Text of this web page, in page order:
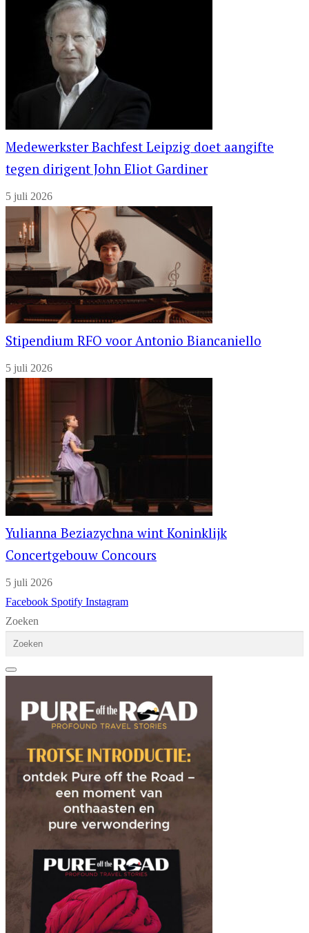
Medewerkster Bachfest Leipzig doet aangifte
tegen dirigent John Eliot Gardiner
5 juli 2026
Stipendium RFO voor Antonio Biancaniello
5 juli 2026
Yulianna Beziazychna wint Koninklijk
Concertgebouw Concours
5 juli 2026
Facebook Spotify Instagram
Zoeken